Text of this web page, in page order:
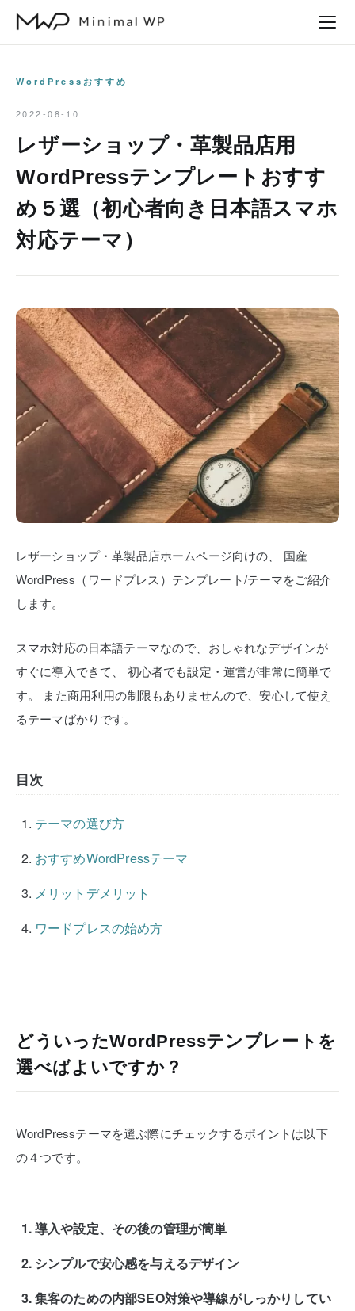
WordPressおすすめ
2022-08-10
レザーショップ・革製品店用
WordPressテンプレートおすす
め５選（初心者向き日本語スマホ
対応テーマ）
レザーショップ・革製品店ホームページ向けの、
国産
WordPress（ワードプレス）テンプレート/テーマをご紹介
します。
スマホ対応の日本語テーマなので、おしゃれなデザインが
すぐに導入できて、
初心者でも設定・運営が非常に簡単で
す。
また商用利用の制限もありませんので、安心して使え
るテーマばかりです。
目次
テーマの選び方
おすすめWordPressテーマ
メリットデメリット
ワードプレスの始め方
どういったWordPressテンプレートを
選べばよいですか？
WordPressテーマを選ぶ際にチェックするポイントは以下
の４つです。
導入や設定、その後の管理が簡単
シンプルで安心感を与えるデザイン
集客のための内部SEO対策や導線がしっかりしてい